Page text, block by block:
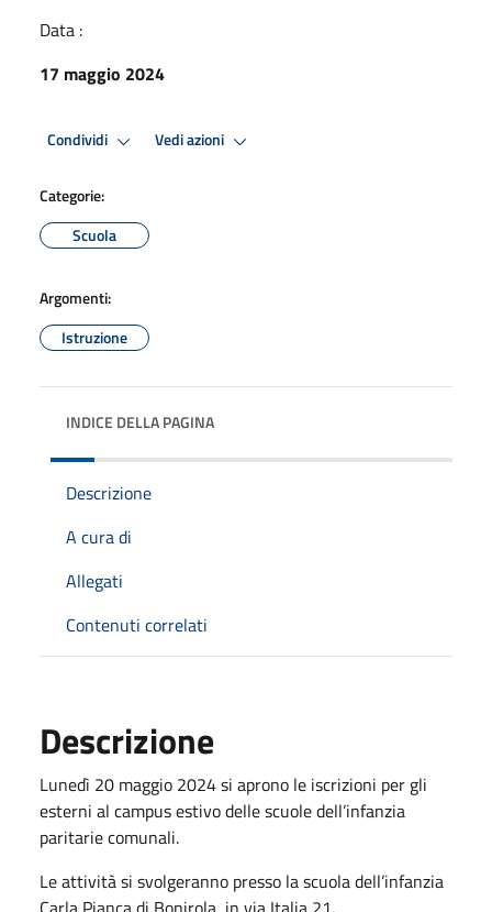
Data :
17 maggio 2024
Condividi Vedi azioni
Categorie:
Scuola
Argomenti:
Istruzione
INDICE DELLA PAGINA
Descrizione
A cura di
Allegati
Contenuti correlati
Descrizione
Lunedì 20 maggio 2024 si aprono le iscrizioni per gli
esterni al campus estivo delle scuole dell’infanzia
paritarie comunali.
Le attività si svolgeranno presso la scuola dell’infanzia